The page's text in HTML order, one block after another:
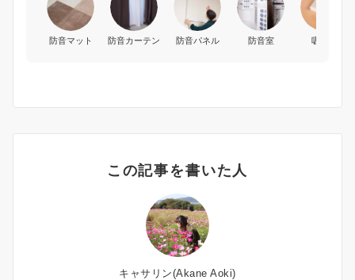
防音マット 防音カーテン 防音パネル 防音室 吸音材
この記事を書いた人
キャサリン(Akane Aoki)